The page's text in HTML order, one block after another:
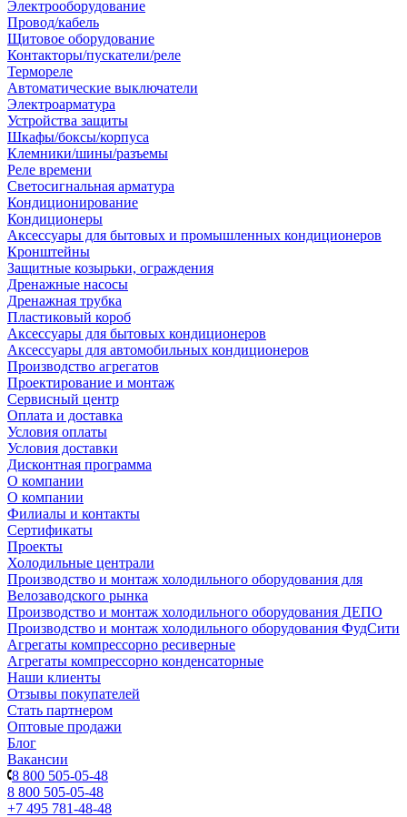
Электрооборудование
Провод/кабель
Щитовое оборудование
Контакторы/пускатели/реле
Термореле
Автоматические выключатели
Электроарматура
Устройства защиты
Шкафы/боксы/корпуса
Клемники/шины/разъемы
Реле времени
Светосигнальная арматура
Кондиционирование
Кондиционеры
Аксессуары для бытовых и промышленных кондиционеров
Кронштейны
Защитные козырьки, ограждения
Дренажные насосы
Дренажная трубка
Пластиковый короб
Аксессуары для бытовых кондиционеров
Аксессуары для автомобильных кондиционеров
Производство агрегатов
Проектирование и монтаж
Сервисный центр
Оплата и доставка
Условия оплаты
Условия доставки
Дисконтная программа
О компании
О компании
Филиалы и контакты
Сертификаты
Проекты
Холодильные централи
Производство и монтаж холодильного оборудования для
Велозаводского рынка
Производство и монтаж холодильного оборудования ДЕПО
Производство и монтаж холодильного оборудования ФудСити
Агрегаты компрессорно ресиверные
Агрегаты компрессорно конденсаторные
Наши клиенты
Отзывы покупателей
Стать партнером
Оптовые продажи
Блог
Вакансии
8 800 505-05-48
8 800 505-05-48
+7 495 781-48-48